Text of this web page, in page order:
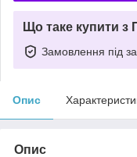
Що таке купити з
Замовлення під
Опис
Опис